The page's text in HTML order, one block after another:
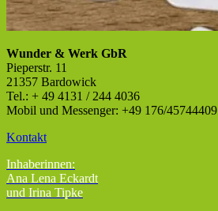
Wunder & Werk GbR
Pieperstr. 11
21357 Bardowick
Tel.: + 49 4131 / 244 4036
Mobil und Messenger: +49 176/45744409
Kontakt
Inhaberinnen:
Ana Lena Eckardt
und Irina Tipke